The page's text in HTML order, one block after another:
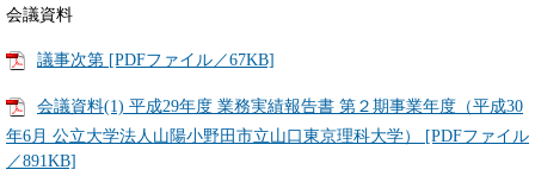
会議資料
議事次第 [PDFファイル／67KB]
会議資料(1) 平成29年度 業務実績報告書 第２期事業年度（平成30
年6月 公立大学法人山陽小野田市立山口東京理科大学） [PDFファイル
／891KB]